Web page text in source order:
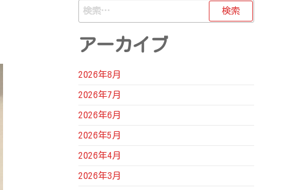
検
索:
アーカイブ
2026年8月
2026年7月
2026年6月
2026年5月
2026年4月
2026年3月